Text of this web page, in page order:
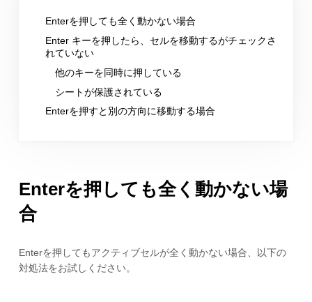
Enterを押しても全く動かない場合
Enter キーを押したら、セルを移動するがチェックさ
れていない
他のキーを同時に押している
シートが保護されている
Enterを押すと別の方向に移動する場合
Enterを押しても全く動かない場
合
Enterを押してもアクティブセルが全く動かない場合、以下の
対処法をお試しください。